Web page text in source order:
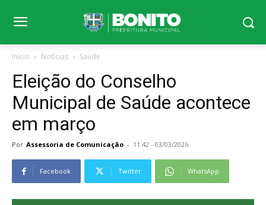
Início Notícias Saúde
Eleição do Conselho
Municipal de Saúde acontece
em março
Por Assessoria de Comunicação - 11:42 - 03/03/2026
Facebook Twitter WhatsApp